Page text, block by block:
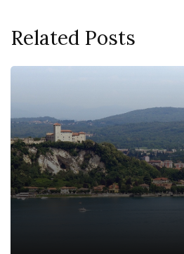
Related Posts